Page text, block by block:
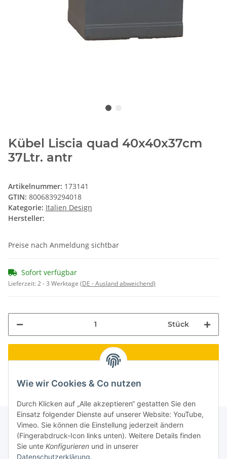
Kübel Liscia quad 40x40x37cm
37Ltr. antr
Artikelnummer: 173141
GTIN: 8006839294018
Kategorie: Italien Design
Hersteller:
Preise nach Anmeldung sichtbar
Sofort verfügbar
Lieferzeit:2 - 3 Werktage (DE - Ausland abweichend)
Stück
Informationen
Wie wir Cookies & Co nutzen
Durch Klicken auf „Alle akzeptieren“ gestatten Sie den
Einsatz folgender Dienste auf unserer Website: YouTube,
Vimeo. Sie können die Einstellung jederzeit ändern
(Fingerabdruck-Icon links unten). Weitere Details finden
Sie unte Konfigurieren und in unserer
Datenschutzerklärung.